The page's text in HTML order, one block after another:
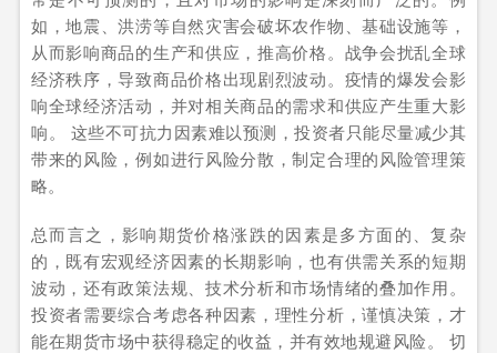
如，地震、洪涝等自然灾害会破坏农作物、基础设施等，
从而影响商品的生产和供应，推高价格。战争会扰乱全球
经济秩序，导致商品价格出现剧烈波动。疫情的爆发会影
响全球经济活动，并对相关商品的需求和供应产生重大影
响。 这些不可抗力因素难以预测，投资者只能尽量减少其
带来的风险，例如进行风险分散，制定合理的风险管理策
略。
总而言之，影响期货价格涨跌的因素是多方面的、复杂
的，既有宏观经济因素的长期影响，也有供需关系的短期
波动，还有政策法规、技术分析和市场情绪的叠加作用。
投资者需要综合考虑各种因素，理性分析，谨慎决策，才
能在期货市场中获得稳定的收益，并有效地规避风险。 切